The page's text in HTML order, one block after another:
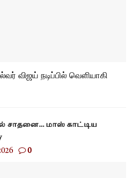
விஜய் நடிப்பில் வெளியாகி
சாதனை… மாஸ் காட்டிய
0